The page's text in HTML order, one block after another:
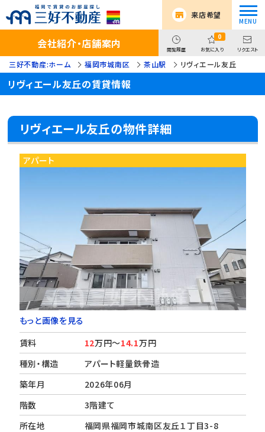
来店希望
会社紹介・店舗案内 閲覧履歴
0
お気に入り リクエスト
三好不動産:ホーム 福岡市城南区 茶山駅 リヴィエール友丘
リヴィエール友丘の賃貸情報
リヴィエール友丘の物件詳細
アパート
もっと画像を見る
賃料
12万円～14.1万円
種別・構造
アパート軽量鉄骨造
築年月
2026年06月
階数
3階建て
所在地
福岡県福岡市城南区友丘１丁目3-8